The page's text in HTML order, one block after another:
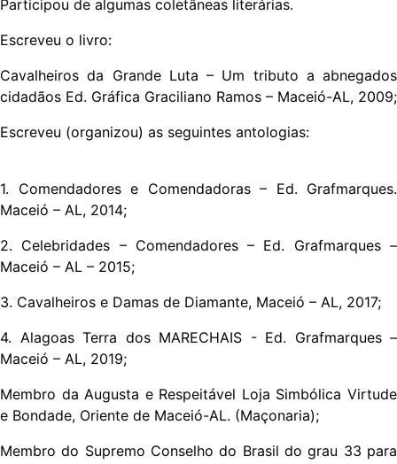
Participou de algumas coletâneas literárias.
Escreveu o livro:
Cavalheiros da Grande Luta – Um tributo a abnegados
cidadãos Ed. Gráfica Graciliano Ramos – Maceió-AL, 2009;
Escreveu (organizou) as seguintes antologias:
1. Comendadores e Comendadoras – Ed. Grafmarques.
Maceió – AL, 2014;
2. Celebridades – Comendadores – Ed. Grafmarques –
Maceió – AL – 2015;
3. Cavalheiros e Damas de Diamante, Maceió – AL, 2017;
4. Alagoas Terra dos MARECHAIS - Ed. Grafmarques –
Maceió – AL, 2019;
Membro da Augusta e Respeitável Loja Simbólica Virtude
e Bondade, Oriente de Maceió-AL. (Maçonaria);
Membro do Supremo Conselho do Brasil do grau 33 para